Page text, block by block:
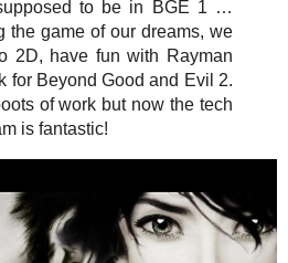
to be in BGE 1 …
the game of our dreams, we
2D, have fun with Rayman
for Beyond Good and Evil 2.
of work but now the tech
is fantastic!